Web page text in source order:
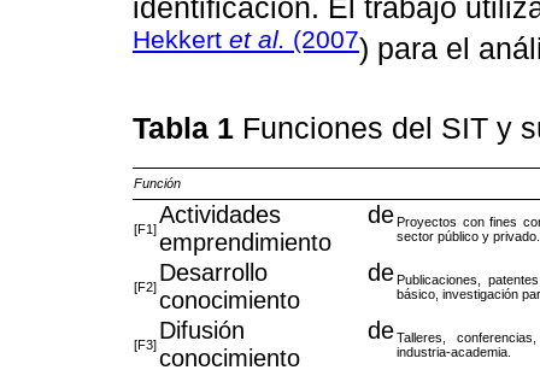
identificación. El trabajo
Hekkert et al. (2007) para el
Tabla 1 Funciones del SIT y
Función
[F1]
Actividades de
emprendimiento
Proyectos con fines
sector público y privado.
[F2]
Desarrollo de
conocimiento
Publicaciones,
básico, investigación
[F3]
Difusión de
conocimiento
Talleres,
industria-academia.